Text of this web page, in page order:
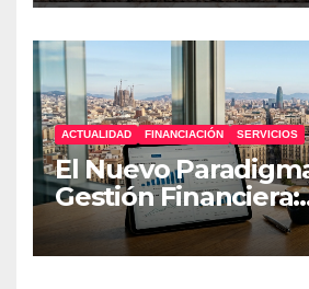
ACTUALIDAD FINANCIACIÓN SERVICIOS
El Nuevo
Gestión Financiera:
Estrategias de
para Pymes